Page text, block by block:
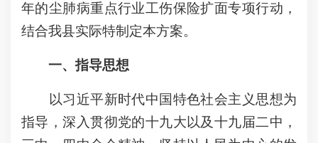
年的尘肺病重点行业工伤保险扩面专项行动，
结合我县实际特制定本方案。
一、指导思想
以习近平新时代中国特色社会主义思想为
指导，深入贯彻党的十九大以及十九届二中，